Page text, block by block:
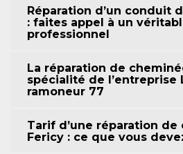
Réparation d’un conduit
: faites appel à un
professionnel
La réparation de
spécialité de l’entreprise
ramoneur 77
Tarif d’une réparation de
Fericy : ce que vous